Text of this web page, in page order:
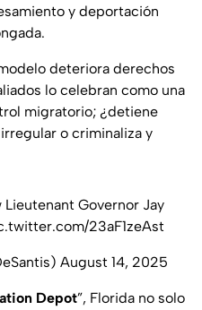
y deportación
deteriora derechos
lo celebran como una
migratorio; ¿detiene
irregular o criminaliza y
Lieutenant Governor Jay
23aF1zeAst
August 14, 2025
Depot”, Florida no solo